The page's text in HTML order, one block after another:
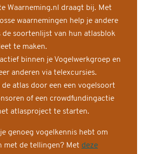
Waarneming.nl draagt bij. Met
waarnemingen help je andere
de soortenlijst van hun atlasblok
te maken.
binnen je Vogelwerkgroep en
anderen via telexcursies.
de atlas door een een vogelsoort
of een crowdfundingactie
atlasproject te starten.
genoeg vogelkennis hebt om
met de tellingen? Met deze